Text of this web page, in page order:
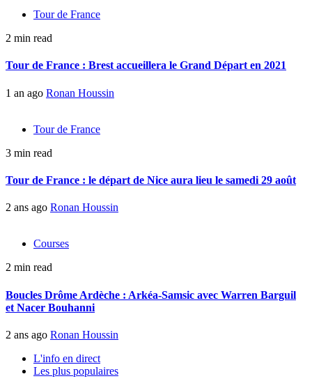
Tour de France
2 min read
Tour de France : Brest accueillera le Grand Départ en 2021
1 an ago Ronan Houssin
Tour de France
3 min read
Tour de France : le départ de Nice aura lieu le samedi 29 août
2 ans ago Ronan Houssin
Courses
2 min read
Boucles Drôme Ardèche : Arkéa-Samsic avec Warren Barguil
et Nacer Bouhanni
2 ans ago Ronan Houssin
L'info en direct
Les plus populaires